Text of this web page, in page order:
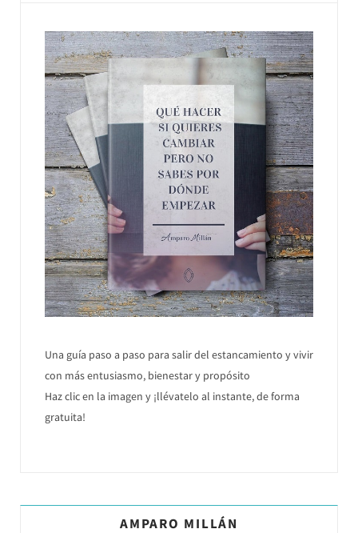
Una guía paso a paso para salir del estancamiento y vivir
con más entusiasmo, bienestar y propósito
Haz clic en la imagen y ¡llévatelo al instante, de forma
gratuita!
AMPARO MILLÁN